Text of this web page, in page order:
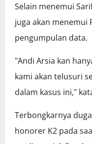
Selain menemui
juga akan menemui
pengumpulan data.
"Andi Arsia kan
kami akan telusuri
dalam kasus ini,"
Terbongkarnya
honorer K2 pada